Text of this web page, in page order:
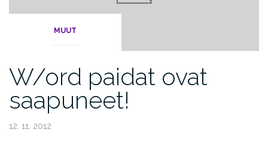
MUUT
W/ord paidat ovat
saapuneet!
12. 11. 2012